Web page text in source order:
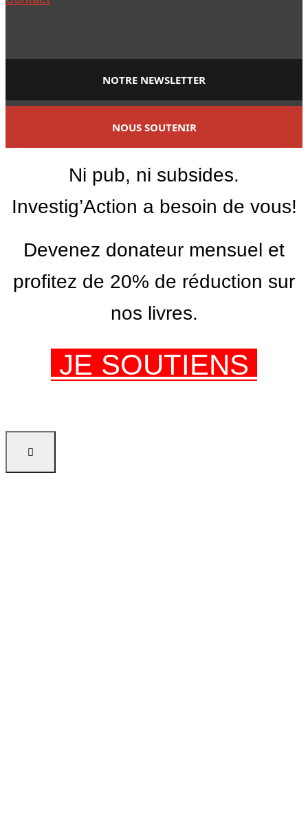
NOTRE NEWSLETTER
NOUS SOUTENIR
Ni pub, ni subsides.
Investig’Action a besoin de vous!
Devenez donateur mensuel et
profitez de 20% de réduction sur
nos livres.
JE SOUTIENS